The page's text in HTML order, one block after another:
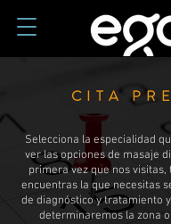
CITA
Selecciona la especialidad
ver las opciones de masaje
primera vez que nos visitas,
encuentras la que necesitas
de diagnóstico y tratamiento
determinaremos la zona